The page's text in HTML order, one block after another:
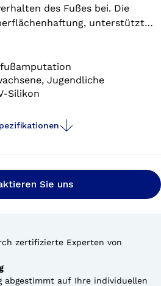
des Fußes bei. Die
unterstützt
eine
und Kompression des
die dünne Schaftgestaltung
Jugendliche
Silikon
Sie uns
zertifizierte Experten von
abgestimmt auf Ihre individuellen